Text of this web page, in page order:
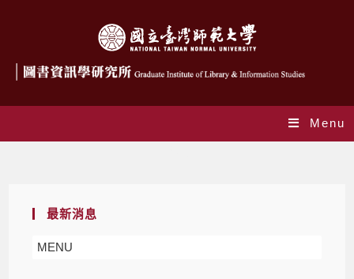
Menu
最新消息
MENU